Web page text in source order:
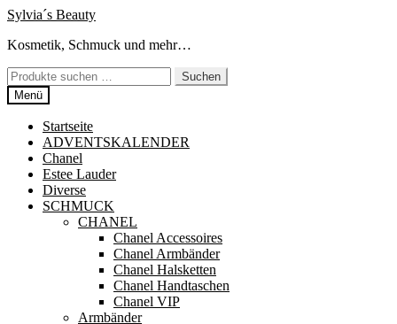
Zur
springen
Zum
springen
Sylvia´s Beauty
Kosmetik, Schmuck und mehr…
Suchen
nach:
Suchen
Menü
Startseite
ADVENTSKALENDER
Chanel
Estee Lauder
Diverse
SCHMUCK
CHANEL
Chanel Accessoires
Chanel Armbänder
Chanel Halsketten
Chanel Handtaschen
Chanel VIP
Armbänder